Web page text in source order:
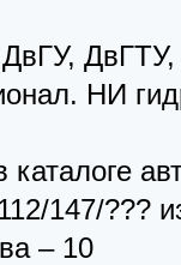
ДвГУ,
НИ
каталоге
147/???
– 10